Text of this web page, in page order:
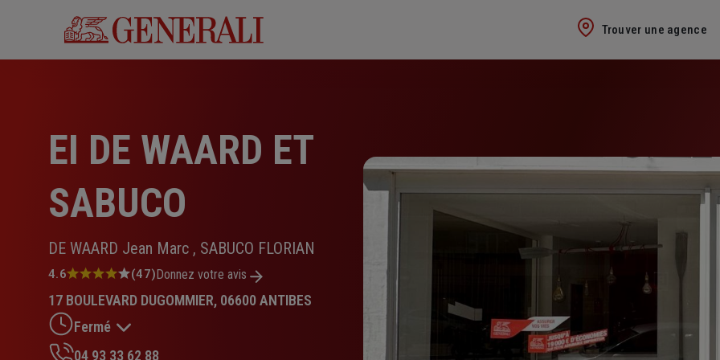
Trouver une agence
EI DE WAARD ET
SABUCO
DE WAARD Jean Marc , SABUCO FLORIAN
Note
4.6
sur
5
étoiles
4.6 (47)Donnez votre avis
17 BOULEVARD DUGOMMIER, 06600 ANTIBES
Fermé
04 93 33 62 88